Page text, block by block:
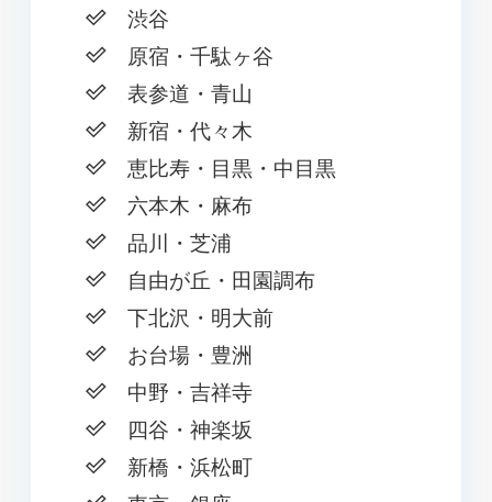
渋谷
原宿・千駄ヶ谷
表参道・青山
新宿・代々木
恵比寿・目黒・中目黒
六本木・麻布
品川・芝浦
自由が丘・田園調布
下北沢・明大前
お台場・豊洲
中野・吉祥寺
四谷・神楽坂
新橋・浜松町